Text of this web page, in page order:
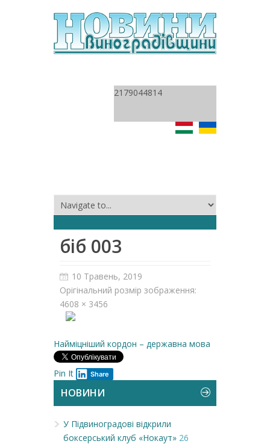
2179044814
біб 003
10 Травень, 2019
Орігінальний розмір зображення:
4608 × 3456
Найміцніший кордон – державна мова
Pin It Share
НОВИНИ
У Підвиноградові відкрили
боксерський клуб «Нокаут» 26